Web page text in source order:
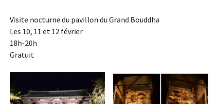
Visite nocturne du pavillon du Grand Bouddha
Les 10, 11 et 12 février
18h-20h
Gratuit